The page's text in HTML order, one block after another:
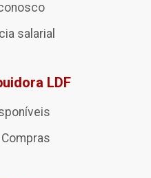
salarial
LDF